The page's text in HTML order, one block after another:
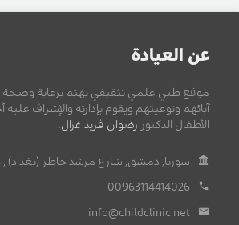
عن العيادة
موقع طبي علمي تثقيفي يهتم برعاية وصحة
آبائهم وتوعيتهم ويقوم بإدارته والإشراف
الأطفال الدكتور رضوان فريد غزال.
سوريا, دمشق, شارع مرشد خاطر (بغداد)
00963114414026
info@childclinic.net